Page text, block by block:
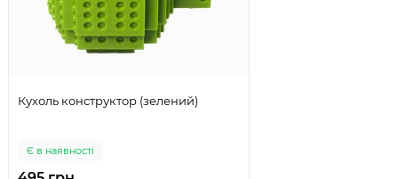
Кухоль конструктор (зелений)
Є в наявності